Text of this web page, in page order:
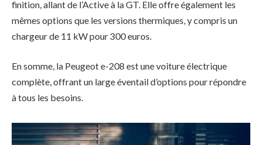
finition, allant de l’Active à la GT. Elle offre également les
mêmes options que les versions thermiques, y compris un
chargeur de 11 kW pour 300 euros.
En somme, la Peugeot e-208 est une voiture électrique
complète, offrant un large éventail d’options pour répondre
à tous les besoins.